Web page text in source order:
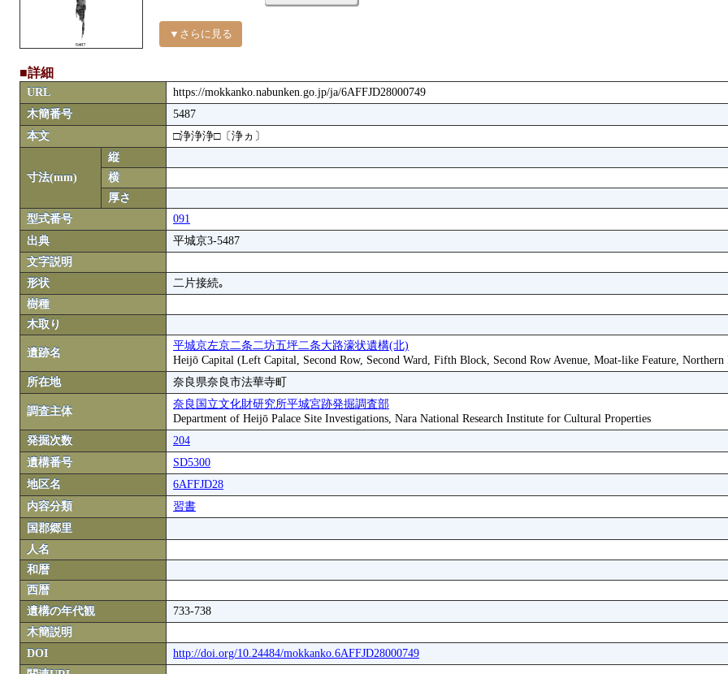
▼さらに見る
■詳細
URL
https://mokkanko.nabunken.go.jp/ja/6AFFJD28000749
木簡番号
5487
本文
□浄浄浄□〔浄ヵ〕
寸法(mm)
縦
横
厚さ
型式番号
091
出典
平城京3-5487
文字説明
形状
二片接続｡
樹種
木取り
遺跡名
平城京左京二条二坊五坪二条大路濠状遺構(北)
Heijō Capital (Left Capital, Second Row, Second Ward, Fifth Block, Second Row Avenue, Moat-like Feature, Northern
所在地
奈良県奈良市法華寺町
調査主体
奈良国立文化財研究所平城宮跡発掘調査部
Department of Heijō Palace Site Investigations, Nara National Research Institute for Cultural Properties
発掘次数
204
遺構番号
SD5300
地区名
6AFFJD28
内容分類
習書
国郡郷里
人名
和暦
西暦
遺構の年代観
733-738
木簡説明
DOI
http://doi.org/10.24484/mokkanko.6AFFJD28000749